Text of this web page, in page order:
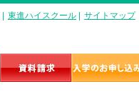
東進ハイスクール サイトマップ